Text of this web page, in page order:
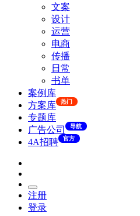
文案
设计
运营
电商
传播
日常
书单
案例库
方案库
热门
专题库
广告公司
导航
4A招聘 官方
注册
登录